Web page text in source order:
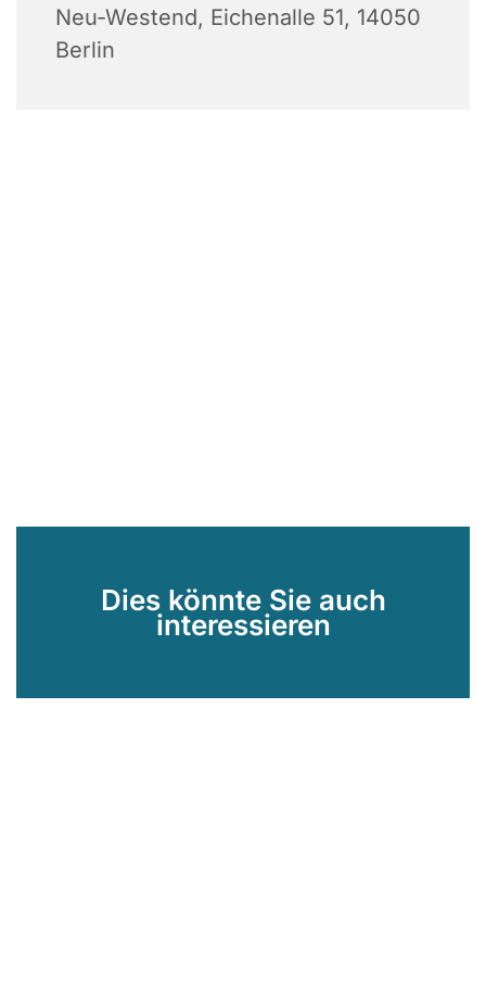
Neu-Westend, Eichenalle 51, 14050
Berlin
Dies könnte Sie auch
interessieren